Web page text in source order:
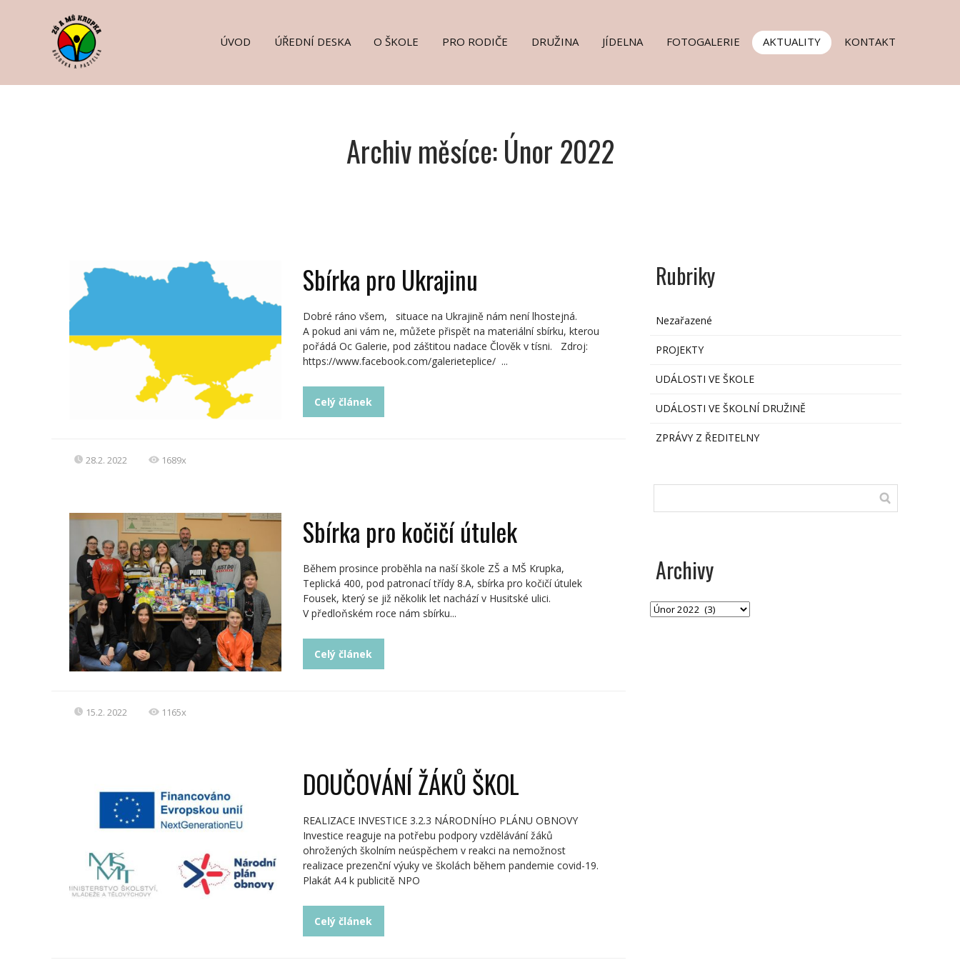
ÚVOD ÚŘEDNÍ DESKA O ŠKOLE PRO RODIČE DRUŽINA JÍDELNA FOTOGALERIE AKTUALITY KONTAKT
Archiv měsíce: Únor 2022
Sbírka pro Ukrajinu
Dobré ráno všem, situace na Ukrajině nám není lhostejná.
A pokud ani vám ne, můžete přispět na materiální sbírku, kterou
pořádá Oc Galerie, pod záštitou nadace Člověk v tísni. Zdroj:
https://www.facebook.com/galerieteplice/ ...
Celý článek
28.2. 2022 1689x
Sbírka pro kočičí útulek
Během prosince proběhla na naší škole ZŠ a MŠ Krupka,
Teplická 400, pod patronací třídy 8.A, sbírka pro kočičí útulek
Fousek, který se již několik let nachází v Husitské ulici.
V předloňském roce nám sbírku...
Celý článek
15.2. 2022 1165x
DOUČOVÁNÍ ŽÁKŮ ŠKOL
REALIZACE INVESTICE 3.2.3 NÁRODNÍHO PLÁNU OBNOVY
Investice reaguje na potřebu podpory vzdělávání žáků
ohrožených školním neúspěchem v reakci na nemožnost
realizace prezenční výuky ve školách během pandemie covid-19.
Plakát A4 k publicitě NPO
Celý článek
Rubriky
Nezařazené
PROJEKTY
UDÁLOSTI VE ŠKOLE
UDÁLOSTI VE ŠKOLNÍ DRUŽINĚ
ZPRÁVY Z ŘEDITELNY
Archivy